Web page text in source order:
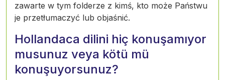
zawarte w tym folderze z kimś, kto może Państwu
je przetłumaczyć lub objaśnić.
Hollandaca dilini hiç konuşamıyor
musunuz veya kötü mü
konuşuyorsunuz?